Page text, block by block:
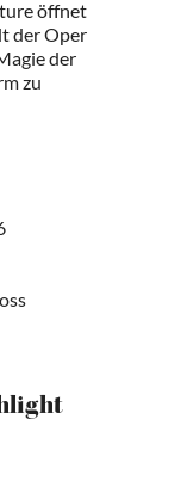
öffnet
der Oper
der
zu